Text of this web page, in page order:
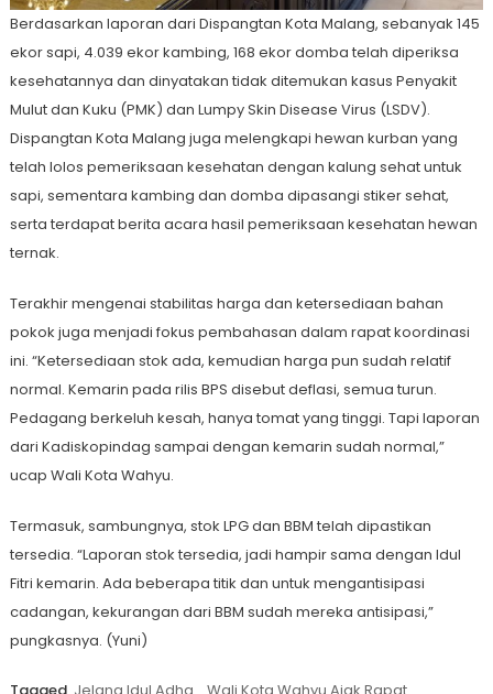
Berdasarkan laporan dari Dispangtan Kota Malang, sebanyak 145
ekor sapi, 4.039 ekor kambing, 168 ekor domba telah diperiksa
kesehatannya dan dinyatakan tidak ditemukan kasus Penyakit
Mulut dan Kuku (PMK) dan Lumpy Skin Disease Virus (LSDV).
Dispangtan Kota Malang juga melengkapi hewan kurban yang
telah lolos pemeriksaan kesehatan dengan kalung sehat untuk
sapi, sementara kambing dan domba dipasangi stiker sehat,
serta terdapat berita acara hasil pemeriksaan kesehatan hewan
ternak.
Terakhir mengenai stabilitas harga dan ketersediaan bahan
pokok juga menjadi fokus pembahasan dalam rapat koordinasi
ini. “Ketersediaan stok ada, kemudian harga pun sudah relatif
normal. Kemarin pada rilis BPS disebut deflasi, semua turun.
Pedagang berkeluh kesah, hanya tomat yang tinggi. Tapi laporan
dari Kadiskopindag sampai dengan kemarin sudah normal,”
ucap Wali Kota Wahyu.
Termasuk, sambungnya, stok LPG dan BBM telah dipastikan
tersedia. “Laporan stok tersedia, jadi hampir sama dengan Idul
Fitri kemarin. Ada beberapa titik dan untuk mengantisipasi
cadangan, kekurangan dari BBM sudah mereka antisipasi,”
pungkasnya. (Yuni)